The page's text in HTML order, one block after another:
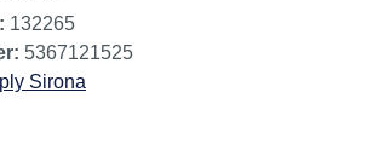
132265
5367121525
Sirona